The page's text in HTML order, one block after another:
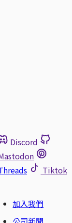
Discord
Tiktok
加入我們